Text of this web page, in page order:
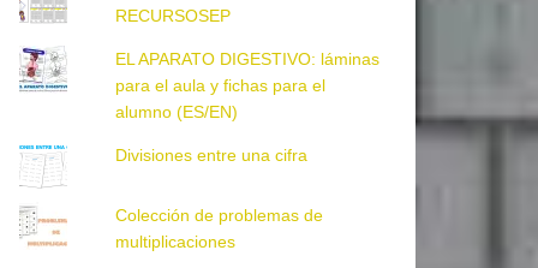
RECURSOSEP
EL APARATO DIGESTIVO: láminas
para el aula y fichas para el
alumno (ES/EN)
Divisiones entre una cifra
Colección de problemas de
multiplicaciones